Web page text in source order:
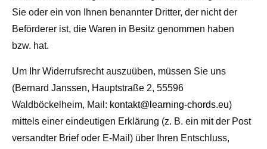
Sie oder ein von Ihnen benannter Dritter, der nicht der
Beförderer ist, die Waren in Besitz genommen haben
bzw. hat.
Um Ihr Widerrufsrecht auszuüben, müssen Sie uns
(Bernard Janssen, Hauptstraße 2, 55596
Waldböckelheim, Mail: kontakt@learning-chords.eu)
mittels einer eindeutigen Erklärung (z. B. ein mit der Post
versandter Brief oder E-Mail) über Ihren Entschluss,